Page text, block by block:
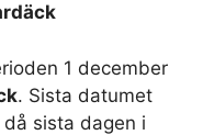
1 december
. Sista datumet
sista dagen i